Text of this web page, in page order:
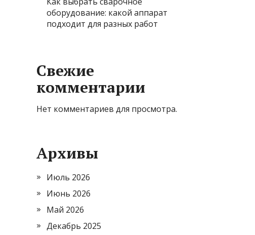
оборудование: какой аппарат
подходит для разных работ
Свежие
комментарии
Нет комментариев для просмотра.
Архивы
Июль 2026
Июнь 2026
Май 2026
Декабрь 2025